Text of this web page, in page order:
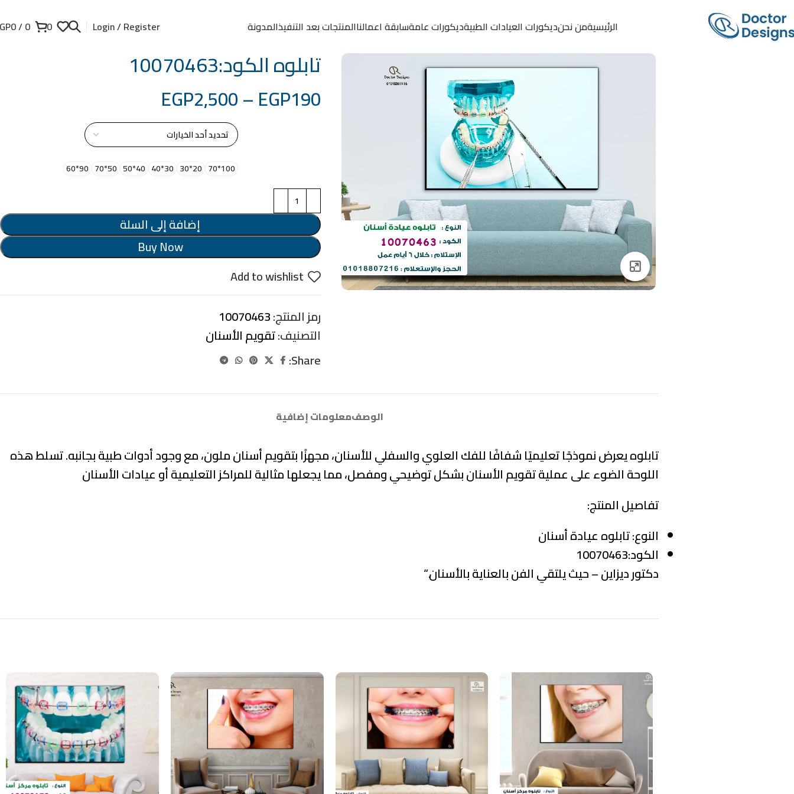
الرئيسيةمن نحنديكورات العيادات الطبيةديكورات عامةسابقة اعمالناالمنتجات بعد التنفيذالمدونة Login / Register
0
0
/
0
Click to enlarge
تابلوه الكود:10070463
EGP190
–
EGP2,500
100*70
20*30
30*40
40*50
50*70
90*60
إضافة إلى السلة
Buy Now
Add to wishlist
رمز المنتج:10070463
التصنيف:تقويم الأسنان
Share:
الوصفمعلومات إضافية
تابلوه يعرض نموذجًا تعليميًا شفافًا للفك العلوي والسفلي للأسنان، مجهزًا بتقويم أسنان ملون، مع وجود أدوات طبية بجانبه. تسلط هذه
اللوحة الضوء على عملية تقويم الأسنان بشكل توضيحي ومفصل، مما يجعلها مثالية للمراكز التعليمية أو عيادات الأسنان
تفاصيل المنتج:
النوع:تابلوه عيادة أسنان
الكود:10070463
دكتور ديزاين – حيث يلتقي الفن بالعناية بالأسنان.“